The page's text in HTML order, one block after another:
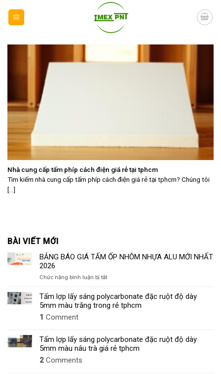
Nhà cung cấp tấm phíp cách điện giá rẻ tại tphcm
Tìm kiếm nhà cung cấp tấm phíp cách điện giá rẻ tại tphcm? Chúng tôi
[...]
BÀI VIẾT MỚI
BẢNG BÁO GIÁ TẤM ỐP NHÔM NHỰA ALU MỚI NHẤT
2026
Chức năng bình luận bị tắtở
BÁO
GIÁ
TẤM
NHỰA
ALU
MỚI
Tấm lợp lấy sáng polycarbonate đặc ruột độ dày
5mm màu trắng trong rẻ tphcm
1 Comment
Tấm lợp lấy sáng polycarbonate đặc ruột độ dày
5mm màu nâu trà giá rẻ tphcm
2 Comments